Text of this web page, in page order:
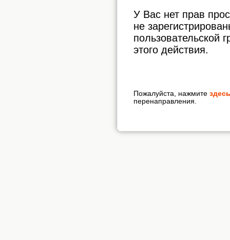
У Вас нет прав
не
пользовательской
этого действия.
Пожалуйста, нажмите здесь
перенаправления.